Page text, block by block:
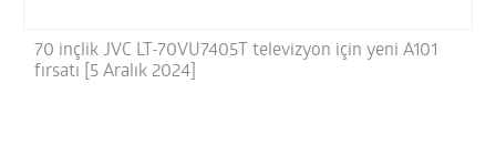
70 inçlik JVC LT-70VU7405T televizyon için yeni A101
fırsatı [5 Aralık 2024]